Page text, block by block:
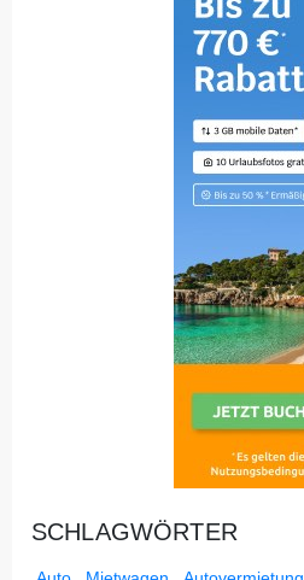
SCHLAGWÖRTER